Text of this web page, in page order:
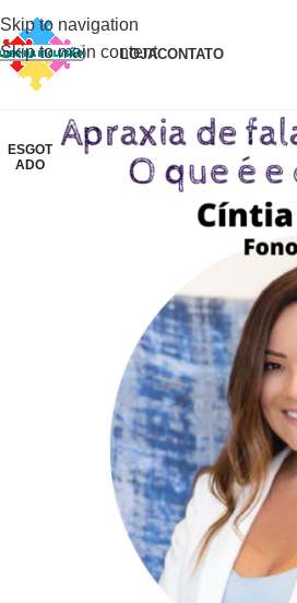
Skip to navigation
Skip to main content
LOJACONTATO
ESGOT
ADO